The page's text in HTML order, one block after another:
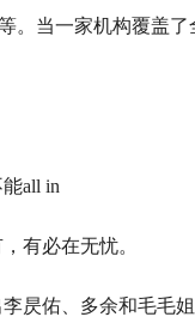
。当一家机构覆盖
all in
有必在无忧。
昃佑、多余和毛毛